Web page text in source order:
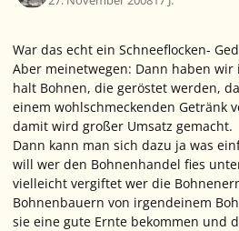
War das echt ein Schneeflocken-
Aber meinetwegen: Dann haben wir
halt Bohnen, die geröstet werden,
einem wohlschmeckenden Getränk
damit wird großer Umsatz gemacht.
Dann kann man sich dazu ja was
will wer den Bohnenhandel fies
vielleicht vergiftet wer die
Bohnenbauern von irgendeinem
sie eine gute Ernte bekommen und